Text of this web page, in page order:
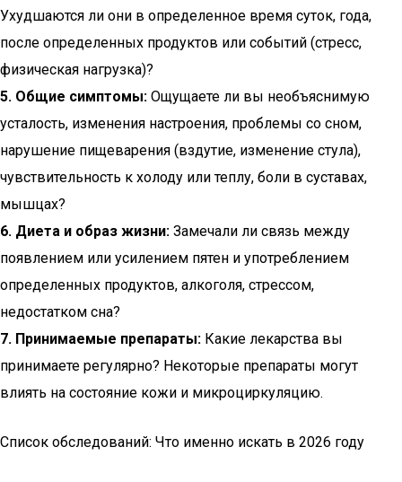
Ухудшаются ли они в определенное время суток, года,
после определенных продуктов или событий (стресс,
физическая нагрузка)?
5. Общие симптомы: Ощущаете ли вы необъяснимую
усталость, изменения настроения, проблемы со сном,
нарушение пищеварения (вздутие, изменение стула),
чувствительность к холоду или теплу, боли в суставах,
мышцах?
6. Диета и образ жизни: Замечали ли связь между
появлением или усилением пятен и употреблением
определенных продуктов, алкоголя, стрессом,
недостатком сна?
7. Принимаемые препараты: Какие лекарства вы
принимаете регулярно? Некоторые препараты могут
влиять на состояние кожи и микроциркуляцию.
Список обследований: Что именно искать в 2026 году